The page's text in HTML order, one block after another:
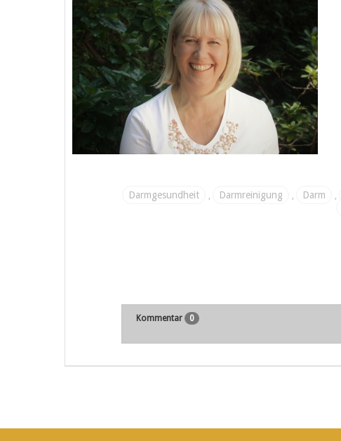
Darmgesundheit , Darmreinigung , Darm ,
Kommentar 0